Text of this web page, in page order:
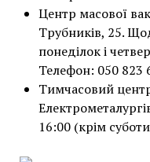
Центр масової
Трубників, 25.
понеділок і
Телефон: 050 823
Тимчасовий
16:00 (крім суботи